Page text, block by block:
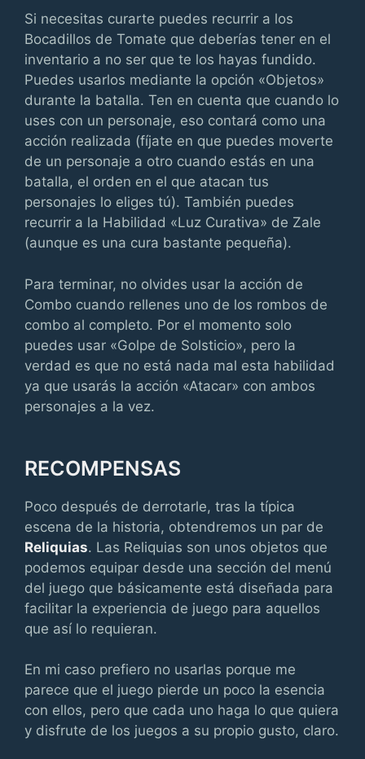
Si necesitas curarte puedes recurrir a los
Bocadillos de Tomate que deberías tener en el
inventario a no ser que te los hayas fundido.
Puedes usarlos mediante la opción «Objetos»
durante la batalla. Ten en cuenta que cuando lo
uses con un personaje, eso contará como una
acción realizada (fíjate en que puedes moverte
de un personaje a otro cuando estás en una
batalla, el orden en el que atacan tus
personajes lo eliges tú). También puedes
recurrir a la Habilidad «Luz Curativa» de Zale
(aunque es una cura bastante pequeña).
Para terminar, no olvides usar la acción de
Combo cuando rellenes uno de los rombos de
combo al completo. Por el momento solo
puedes usar «Golpe de Solsticio», pero la
verdad es que no está nada mal esta habilidad
ya que usarás la acción «Atacar» con ambos
personajes a la vez.
RECOMPENSAS
Poco después de derrotarle, tras la típica
escena de la historia, obtendremos un par de
Reliquias. Las Reliquias son unos objetos que
podemos equipar desde una sección del menú
del juego que básicamente está diseñada para
facilitar la experiencia de juego para aquellos
que así lo requieran.
En mi caso prefiero no usarlas porque me
parece que el juego pierde un poco la esencia
con ellos, pero que cada uno haga lo que quiera
y disfrute de los juegos a su propio gusto, claro.